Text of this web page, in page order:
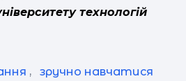
технологій
, зручно навчатися